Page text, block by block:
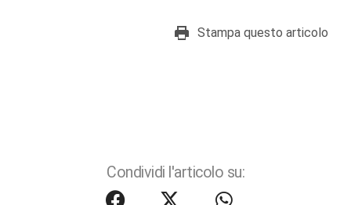
Stampa questo articolo
Condividi l'articolo su: